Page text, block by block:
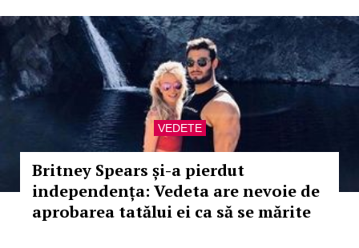
VEDETE
Britney Spears și-a pierdut
independența: Vedeta are nevoie de
aprobarea tatălui ei ca să se mărite